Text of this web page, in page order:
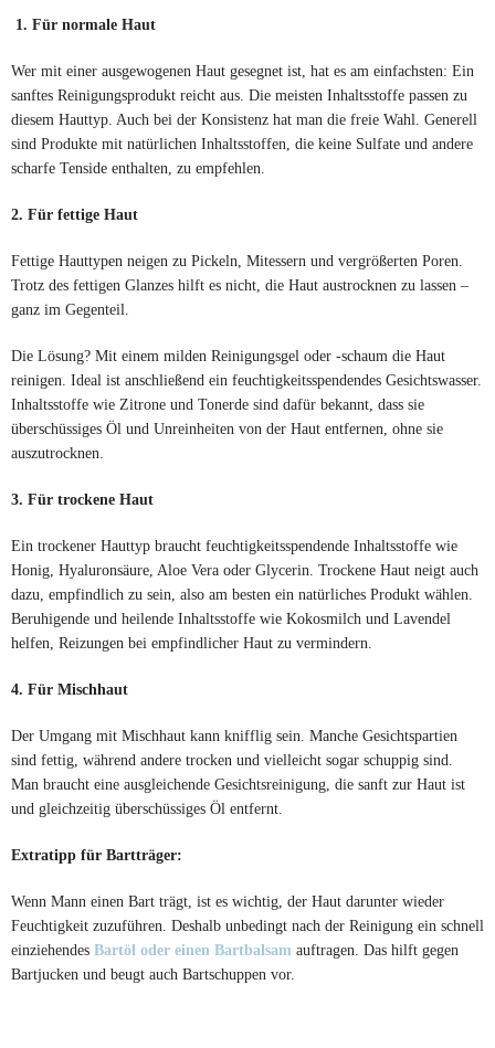
1. Für normale Haut
Wer mit einer ausgewogenen Haut gesegnet ist, hat es am einfachsten: Ein
sanftes Reinigungsprodukt reicht aus. Die meisten Inhaltsstoffe passen zu
diesem Hauttyp. Auch bei der Konsistenz hat man die freie Wahl. Generell
sind Produkte mit natürlichen Inhaltsstoffen, die keine Sulfate und andere
scharfe Tenside enthalten, zu empfehlen.
2. Für fettige Haut
Fettige Hauttypen neigen zu Pickeln, Mitessern und vergrößerten Poren.
Trotz des fettigen Glanzes hilft es nicht, die Haut austrocknen zu lassen –
ganz im Gegenteil.
Die Lösung? Mit einem milden Reinigungsgel oder -schaum die Haut
reinigen. Ideal ist anschließend ein feuchtigkeitsspendendes Gesichtswasser.
Inhaltsstoffe wie Zitrone und Tonerde sind dafür bekannt, dass sie
überschüssiges Öl und Unreinheiten von der Haut entfernen, ohne sie
auszutrocknen.
3. Für trockene Haut
Ein trockener Hauttyp braucht feuchtigkeitsspendende Inhaltsstoffe wie
Honig, Hyaluronsäure, Aloe Vera oder Glycerin. Trockene Haut neigt auch
dazu, empfindlich zu sein, also am besten ein natürliches Produkt wählen.
Beruhigende und heilende Inhaltsstoffe wie Kokosmilch und Lavendel
helfen, Reizungen bei empfindlicher Haut zu vermindern.
4. Für Mischhaut
Der Umgang mit Mischhaut kann knifflig sein. Manche Gesichtspartien
sind fettig, während andere trocken und vielleicht sogar schuppig sind.
Man braucht eine ausgleichende Gesichtsreinigung, die sanft zur Haut ist
und gleichzeitig überschüssiges Öl entfernt.
Extratipp für Bartträger:
Wenn Mann einen Bart trägt, ist es wichtig, der Haut darunter wieder
Feuchtigkeit zuzuführen. Deshalb unbedingt nach der Reinigung ein schnell
einziehendes Bartöl oder einen Bartbalsam auftragen. Das hilft gegen
Bartjucken und beugt auch Bartschuppen vor.